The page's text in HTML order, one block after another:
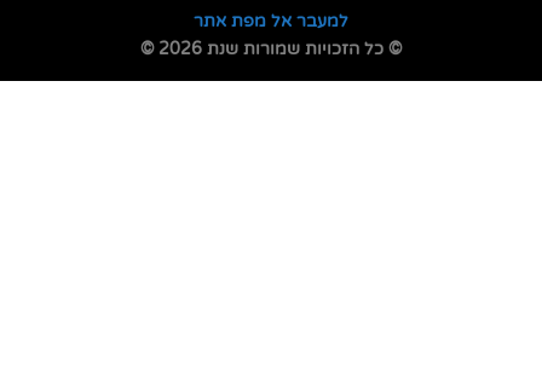
למעבר אל מפת אתר
© כל הזכויות שמורות שנת 2026 ©